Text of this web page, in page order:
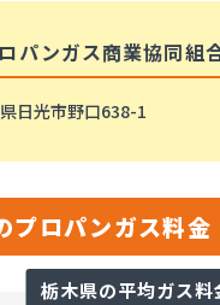
パンガス商業協同組
県日光市野口638-1
プロパンガス料金
栃木県の平均ガス料